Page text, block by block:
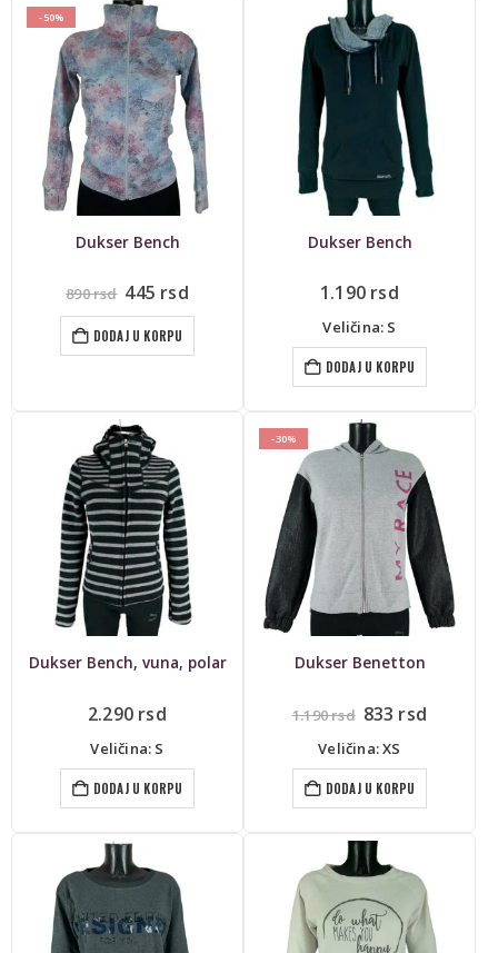
-50%
Dukser Bench
890rsd Originalna
je
bila:
890 rsd.
445 rsdTrenutna
DODAJ U KORPU
Dukser Bench
1.190 rsd
Veličina: S
DODAJ U KORPU
Dukser Bench, vuna, polar
2.290 rsd
Veličina: S
DODAJ U KORPU
-30%
Dukser Benetton
1.190rsd Originalna
je
bila:
1.190 rsd.
833 rsd
833 rsd.
Veličina: XS
DODAJ U KORPU